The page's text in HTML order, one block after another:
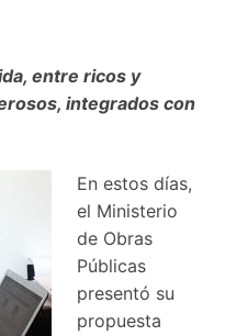
entre ricos y
integrados con
En estos días,
el Ministerio
de Obras
Públicas
presentó su
propuesta